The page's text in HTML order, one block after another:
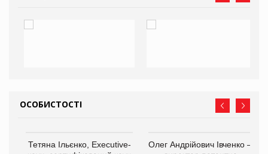
ОСОБИСТОСТІ
Тетяна Ільєнко, Executive-
Олег Андрійович Івченко —